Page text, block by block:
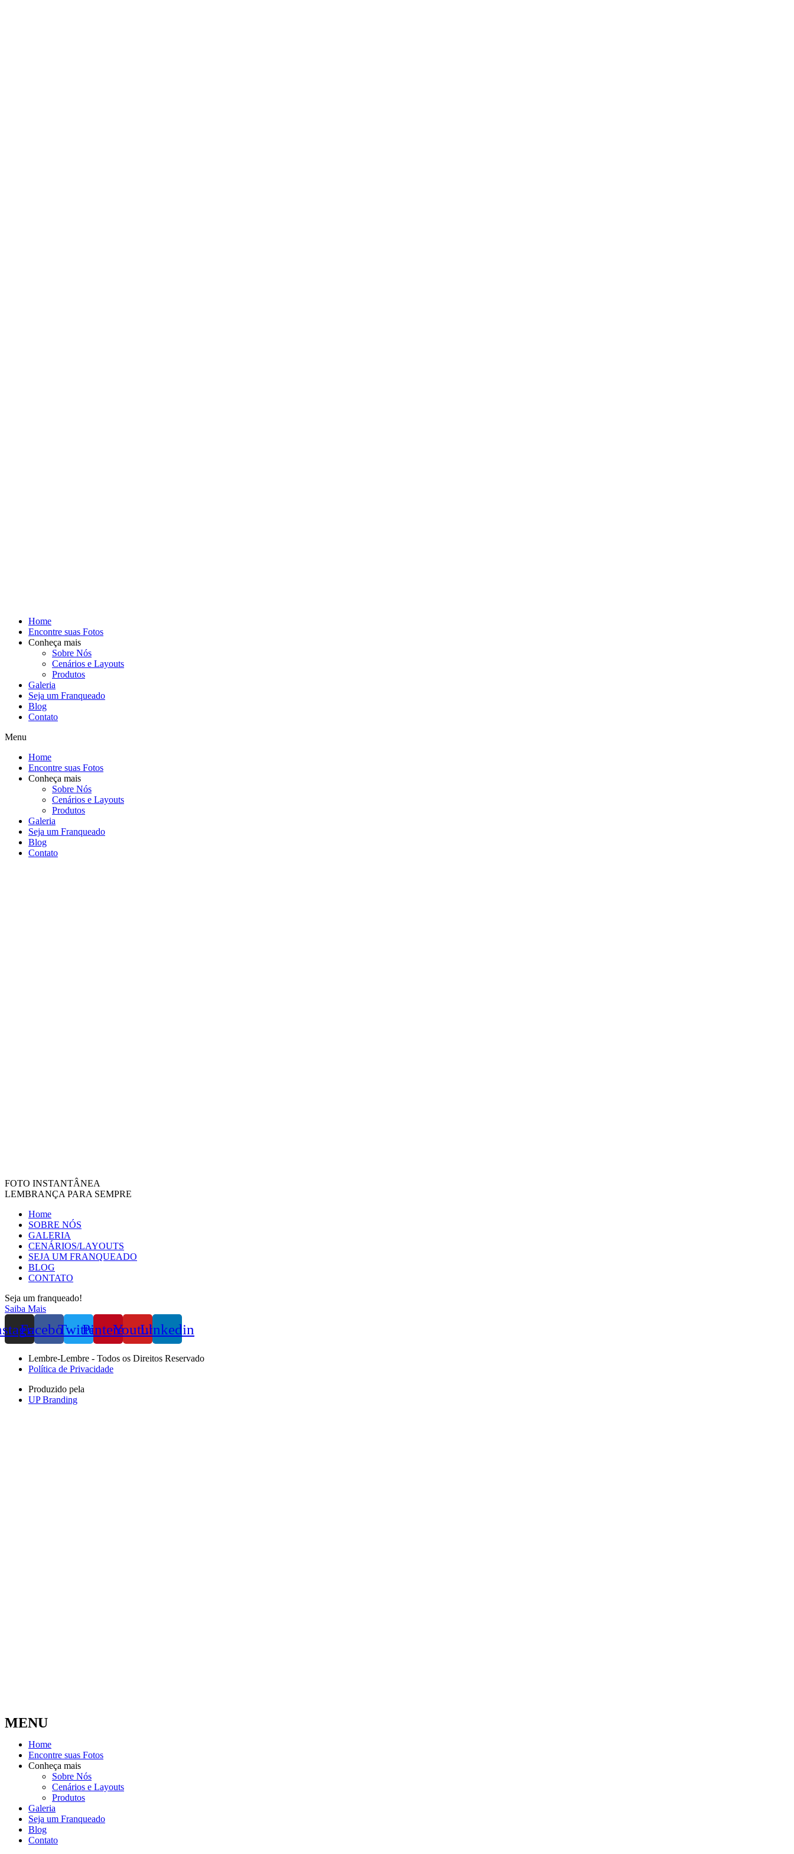
Home
Encontre suas Fotos
Conheça mais
Sobre Nós
Cenários e Layouts
Produtos
Galeria
Seja um Franqueado
Blog
Contato
Menu
Home
Encontre suas Fotos
Conheça mais
Sobre Nós
Cenários e Layouts
Produtos
Galeria
Seja um Franqueado
Blog
Contato
FOTO INSTANTÂNEA
LEMBRANÇA PARA SEMPRE
Home
SOBRE NÓS
GALERIA
CENÁRIOS/LAYOUTS
SEJA UM FRANQUEADO
BLOG
CONTATO
Seja um franqueado!
Saiba Mais
FacebookTwitterPinterestYoutubeLinkedin
Lembre-Lembre - Todos os Direitos Reservado
Política de Privacidade
Produzido pela
UP Branding
MENU
Home
Encontre suas Fotos
Conheça mais
Sobre Nós
Cenários e Layouts
Produtos
Galeria
Seja um Franqueado
Blog
Contato